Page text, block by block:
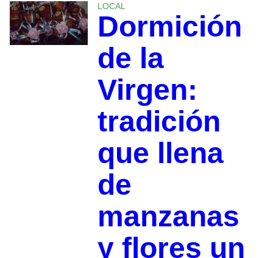
LOCAL
Dormición
de la
Virgen:
tradición
que llena
de
manzanas
y flores un